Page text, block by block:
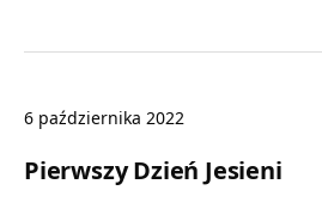
6 października 2022
Pierwszy Dzień Jesieni